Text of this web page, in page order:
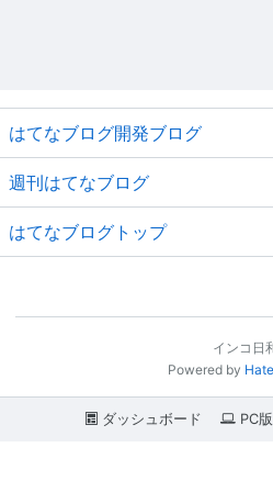
はてなブログ開発ブログ
週刊はてなブログ
はてなブログトップ
インコ日
Powered by
ダッシュボード PC版